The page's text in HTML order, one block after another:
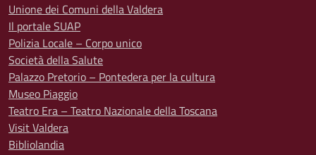
Unione dei Comuni della Valdera
Il portale SUAP
Polizia Locale – Corpo unico
Società della Salute
Palazzo Pretorio – Pontedera per la cultura
Museo Piaggio
Teatro Era – Teatro Nazionale della Toscana
Visit Valdera
Bibliolandia